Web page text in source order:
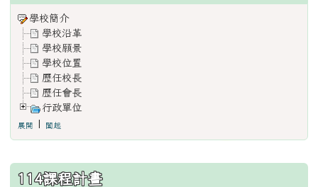
學校簡介
學校沿革
學校願景
學校位置
歷任校長
歷任會長
行政單位
展開 闔起
114課程計畫